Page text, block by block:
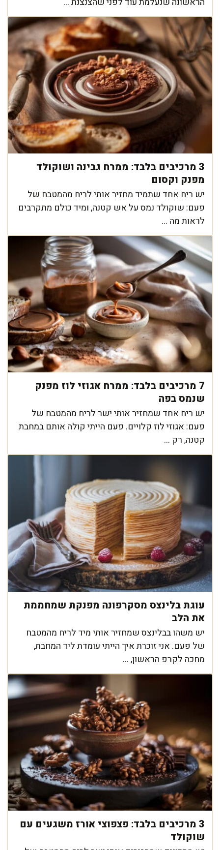
3 מרכיבים בלבד: ממרח גבינה ושוקולד
מפנק וקסום
יש ריח אחד שתמיד מחזיר אותי לריח מהמטבח של
פעם: שוקולד נמס על אש קטנה, ומיד כולם מתקרבים
לראות מה ...
7 מרכיבים בלבד: ממרח אגוזי לוז מפנק
שנמס בפה
יש ריח אחד שמחזיר אותי ישר לריח מהמטבח של
פעם: אגוזי לוז קלויים. פעם הייתי קולה אותם במחבת
קטנה, רק ...
עוגת בלינצס מסקרפונה מפנקת שמחממת
את הלב
יש משהו בבלינצס שמחזיר אותי מיד לריח מהמטבח
של פעם. אני זוכרת איך הייתי עומדת ליד המחבת,
מחכה לקרפ הראשון, ...
3 מרכיבים בלבד: פצפוצי אורז משגעים עם
שוקולד